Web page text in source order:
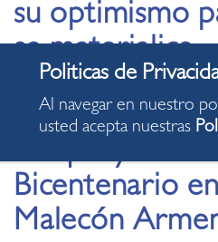
su optimismo
se materialice
proyecto de
construcción
Parque y
Bicentenario
Malecón
Al navegar en nuestro
usted acepta nuestras